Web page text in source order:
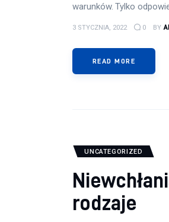
warunków. Tylko
3 STYCZNIA, 2022 0 BY
READ MORE
UNCATEGORIZED
rodzaje